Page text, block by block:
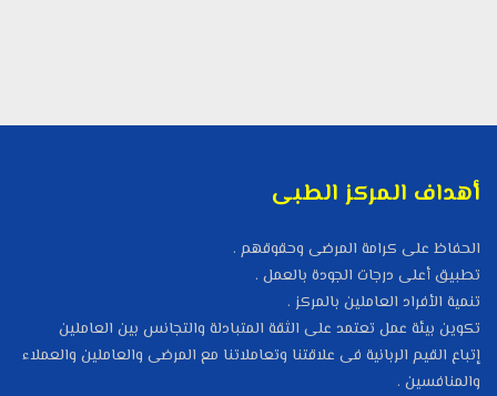
أهداف المركز الطبى
الحفاظ على كرامة المرضى وحقوقهم .
تطبيق أعلى درجات الجودة بالعمل .
تنمية الأفراد العاملين بالمركز .
تكوين بيئة عمل تعتمد على الثقة المتبادلة والتجانس بين العاملين
إتباع القيم الربانية فى علاقتنا وتعاملاتنا مع المرضى والعاملين والعملاء
والمنافسين .